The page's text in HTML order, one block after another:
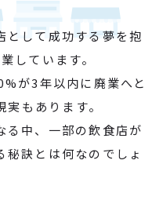
窓口
質問
せ
として成功する夢を抱
しています。
が3年以内に廃業へと
もあります。
る中、一部の飲食店が
訣とは何なのでしょ